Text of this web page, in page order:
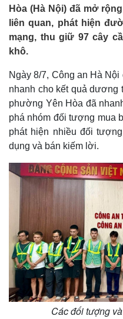
Hòa (Hà Nội) đã mở
liên quan, phát hiện
mạng, thu giữ 97 cây
khô.
Ngày 8/7, Công an Hà
nhanh cho kết quả dương
phường Yên Hòa đã
phá nhóm đối tượng mua
phát hiện nhiều đối
dụng và bán kiếm lời.
Các đối tượng